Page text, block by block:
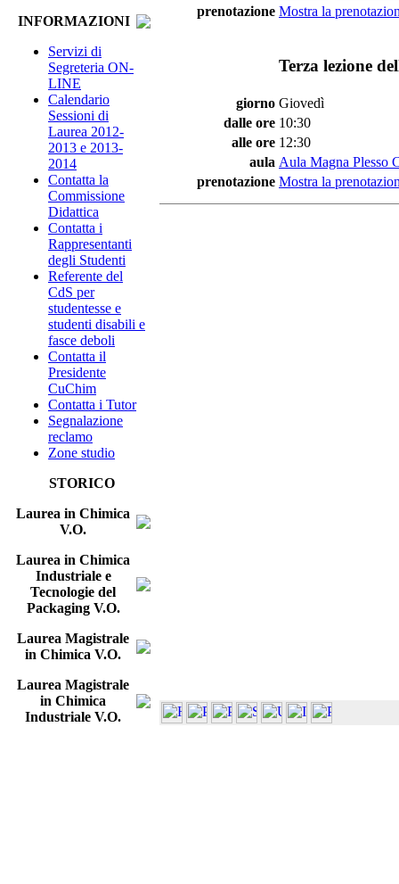
INFORMAZIONI
Servizi di
Segreteria ON-
LINE
Calendario
Sessioni di
Laurea 2012-
2013 e 2013-
2014
Contatta la
Commissione
Didattica
Contatta i
Rappresentanti
degli Studenti
Referente del
CdS per
studentesse e
studenti disabili e
fasce deboli
Contatta il
Presidente
CuChim
Contatta i Tutor
Segnalazione
reclamo
Zone studio
STORICO
Laurea in Chimica
V.O.
Laurea in Chimica
Industriale e
Tecnologie del
Packaging V.O.
Laurea Magistrale
in Chimica V.O.
Laurea Magistrale
in Chimica
Industriale V.O.
prenotazione Mostra la
Terza lezione
giorno Giovedì
dalle ore 10:30
alle ore 12:30
aula Aula Magna Plesso
prenotazione Mostra la